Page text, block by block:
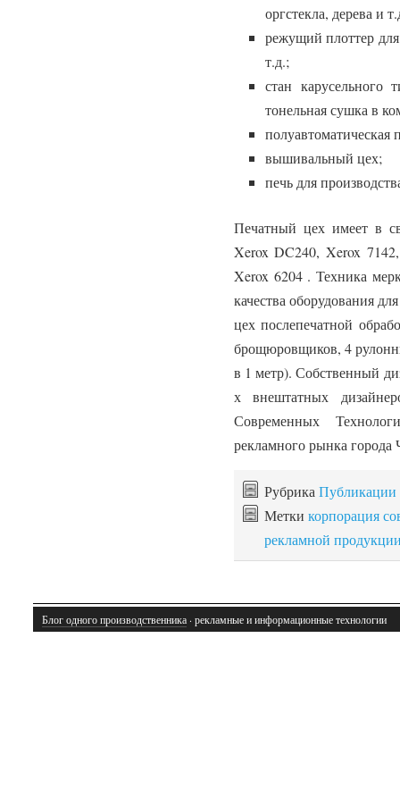
оргстекла, дерева и
режущий плоттер
т.д.;
стан карусельного
тонельная сушка в
полуавтоматическая
вышивальный цех;
печь для
Печатный цех имеет в
Xerox DC240, Xerox
Xerox 6204 . Техника
качества оборудования
цех послепечатной
брощюровщиков, 4
в 1 метр). Собственный
х внештатных
Современных
рекламного рынка города
Рубрика Публикации
Метки корпорация
рекламной
Блог одного производственника · рекламные и информационные технологии